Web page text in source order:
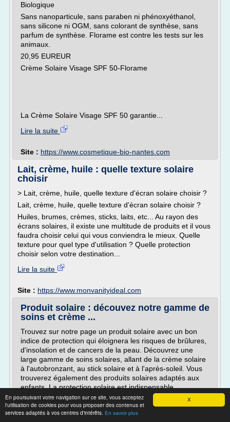
X
En poursuivant votre navigation sur ce site, vous acceptez
l'utilisation de cookies pour vous proposer des contenus et
services adaptés à vos centres d'intérêts. En savoir plus
Biologique
Sans nanoparticule, sans paraben ni phénoxyéthanol,
sans silicone ni OGM, sans colorant de synthèse, sans
parfum de synthèse. Florame est contre les tests sur les
animaux.
20,95 EUREUR
Crème Solaire Visage SPF 50-Florame
La Crème Solaire Visage SPF 50 garantie...
Lire la suite
Site : https://www.cosmetique-bio-nantes.com
Lait, crème, huile : quelle texture solaire
choisir
> Lait, crème, huile, quelle texture d'écran solaire choisir ?
Lait, crème, huile, quelle texture d'écran solaire choisir ?
Huiles, brumes, crèmes, sticks, laits, etc... Au rayon des
écrans solaires, il existe une multitude de produits et il vous
faudra choisir celui qui vous conviendra le mieux. Quelle
texture pour quel type d'utilisation ? Quelle protection
choisir selon votre destination...
Lire la suite
Site : https://www.monvanityideal.com
Produit solaire : découvez notre gamme de
soins et crème ...
Trouvez sur notre page un produit solaire avec un bon
indice de protection qui éloignera les risques de brûlures,
d'insolation et de cancers de la peau. Découvrez une
large gamme de soins solaires, allant de la crème solaire
à l'autobronzant, au stick solaire et à l'après-soleil. Vous
trouverez également des produits solaires adaptés aux
enfants. La protection solaire est indispensable...
Lire la suite